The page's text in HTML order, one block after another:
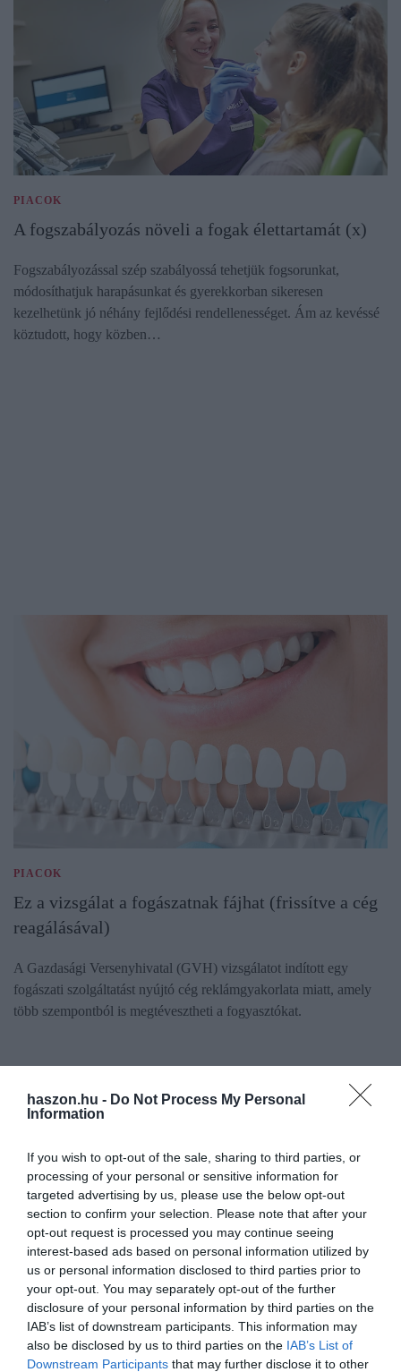
haszon.hu - Do Not Process My Personal
Information
If you wish to opt-out of the sale, sharing to third parties, or
processing of your personal or sensitive information for
targeted advertising by us, please use the below opt-out
section to confirm your selection. Please note that after your
opt-out request is processed you may continue seeing
interest-based ads based on personal information utilized by
us or personal information disclosed to third parties prior to
your opt-out. You may separately opt-out of the further
disclosure of your personal information by third parties on the
IAB’s list of downstream participants. This information may
also be disclosed by us to third parties on the IAB’s List of
Downstream Participants that may further disclose it to other
PIACOK
A fogszabályozás növeli a fogak élettartamát (x)
Fogszabályozással szép szabályossá tehetjük fogsorunkat,
módosíthatjuk harapásunkat és gyerekkorban sikeresen
kezelhetünk jó néhány fejlődési rendellenességet. Ám az kevéssé
köztudott, hogy közben…
PIACOK
Ez a vizsgálat a fogászatnak fájhat (frissítve a cég
reagálásával)
A Gazdasági Versenyhivatal (GVH) vizsgálatot indított egy
fogászati szolgáltatást nyújtó cég reklámgyakorlata miatt, amely
több szempontból is megtévesztheti a fogyasztókat.